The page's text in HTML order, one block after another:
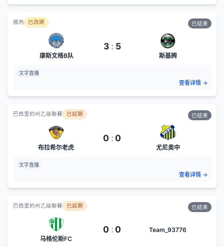
挪丙 已改期 已结束
康斯文格B队
3 : 5
斯基腾
文字直播
查看详情→
巴西里約州乙级聯賽 已延期 已结束
布拉希尔老虎
0 : 0
尤尼奥中
文字直播
查看详情→
巴西里約州乙级聯賽 已延期 已结束
马格伦斯FC
0 : 0 Team_93776